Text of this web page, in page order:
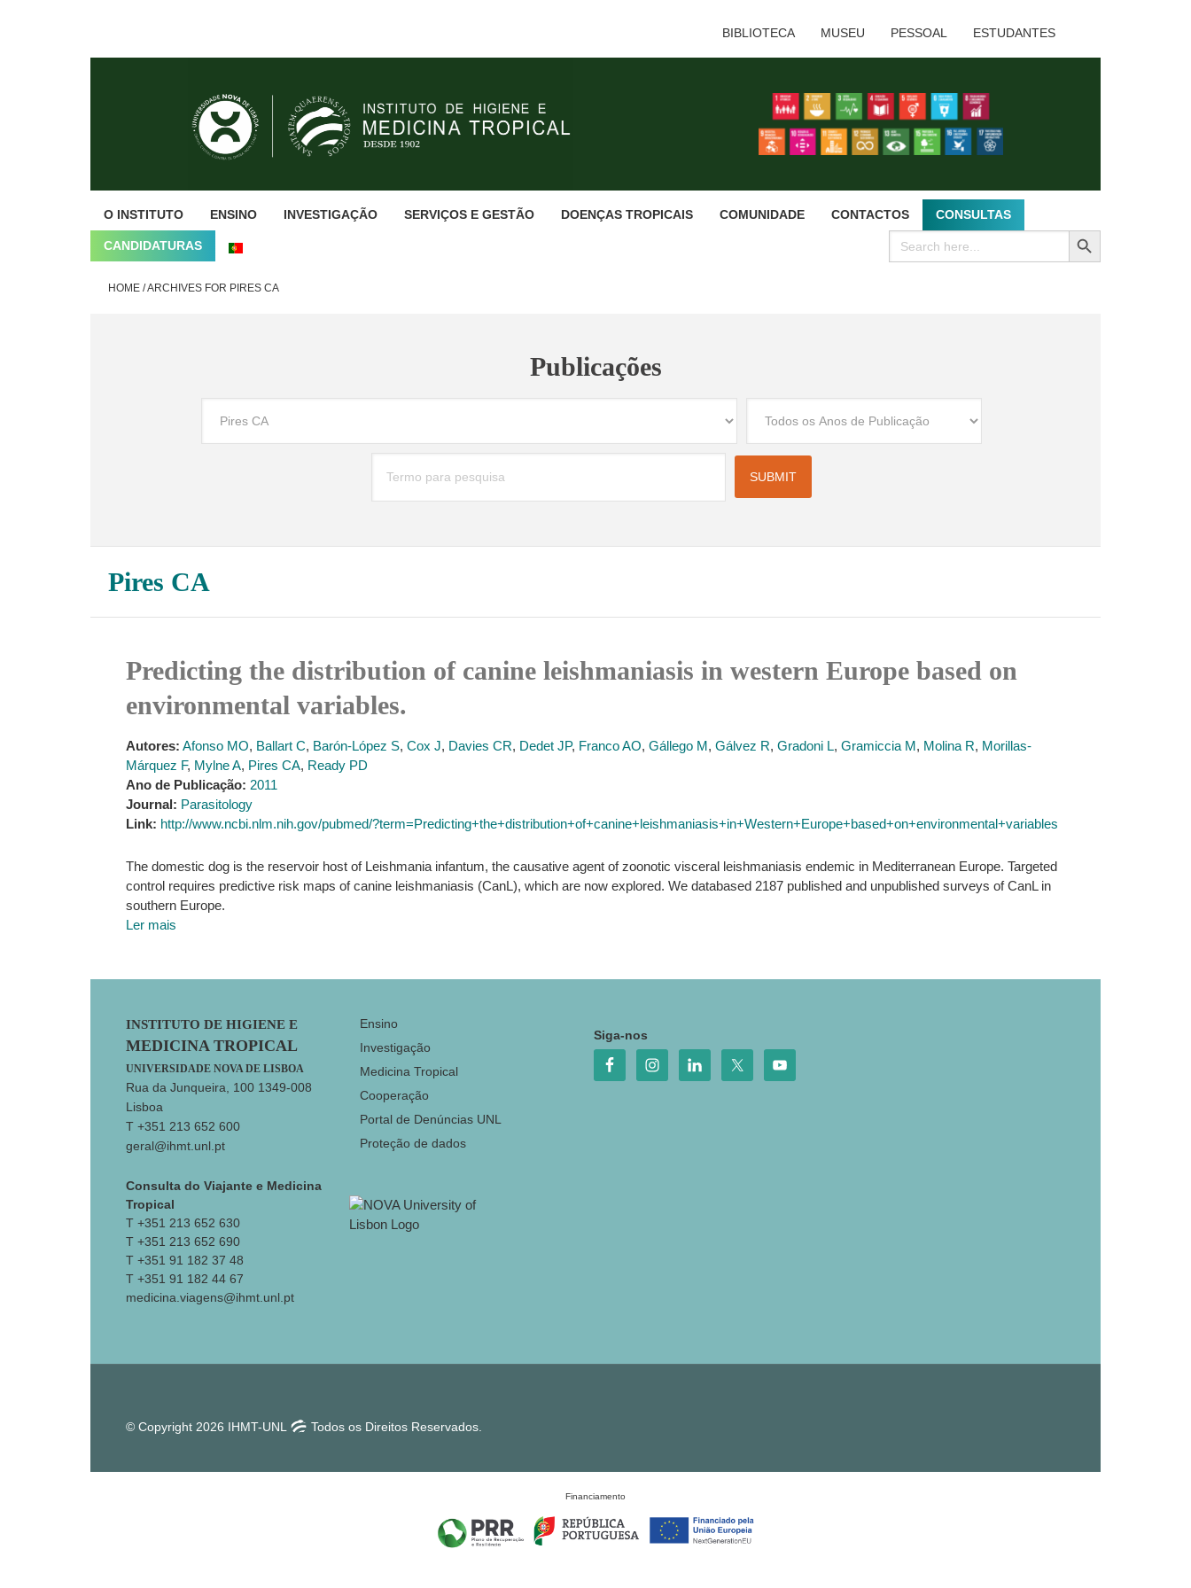
BIBLIOTECA MUSEU PESSOAL ESTUDANTES
O INSTITUTO ENSINO INVESTIGAÇÃO SERVIÇOS E GESTÃO DOENÇAS TROPICAIS COMUNIDADE CONTACTOS CONSULTAS
CANDIDATURAS
Search
for:
SEARCH BUTTON
HOME /ARCHIVES FOR PIRES CA
Publicações
Pires CA
Predicting the distribution of canine leishmaniasis in western Europe based on
environmental variables.
Autores: Afonso MO, Ballart C, Barón-López S, Cox J, Davies CR, Dedet JP, Franco AO, Gállego M, Gálvez R, Gradoni L, Gramiccia M, Molina R, Morillas-
Márquez F, Mylne A, Pires CA, Ready PD
Ano de Publicação: 2011
Journal: Parasitology
Link: http://www.ncbi.nlm.nih.gov/pubmed/?term=Predicting+the+distribution+of+canine+leishmaniasis+in+Western+Europe+based+on+environmental+variables
The domestic dog is the reservoir host of Leishmania infantum, the causative agent of zoonotic visceral leishmaniasis endemic in Mediterranean Europe. Targeted
control requires predictive risk maps of canine leishmaniasis (CanL), which are now explored. We databased 2187 published and unpublished surveys of CanL in
southern Europe.
Ler mais
Footer
INSTITUTO DE HIGIENE E
MEDICINA TROPICAL
UNIVERSIDADE NOVA DE LISBOA
Rua da Junqueira, 100 1349-008
Lisboa
T +351 213 652 600
geral@ihmt.unl.pt
Consulta do Viajante e Medicina
Tropical
T +351 213 652 630
T +351 213 652 690
T +351 91 182 37 48
T +351 91 182 44 67
medicina.viagens@ihmt.unl.pt
Ensino
Investigação
Medicina Tropical
Cooperação
Portal de Denúncias UNL
Proteção de dados
Siga-nos
© Copyright 2026 IHMT-UNL Todos os Direitos Reservados.
Financiamento